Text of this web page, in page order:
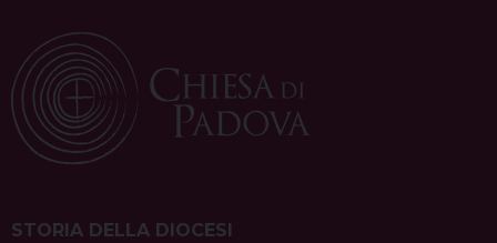
STORIA DELLA DIOCESI